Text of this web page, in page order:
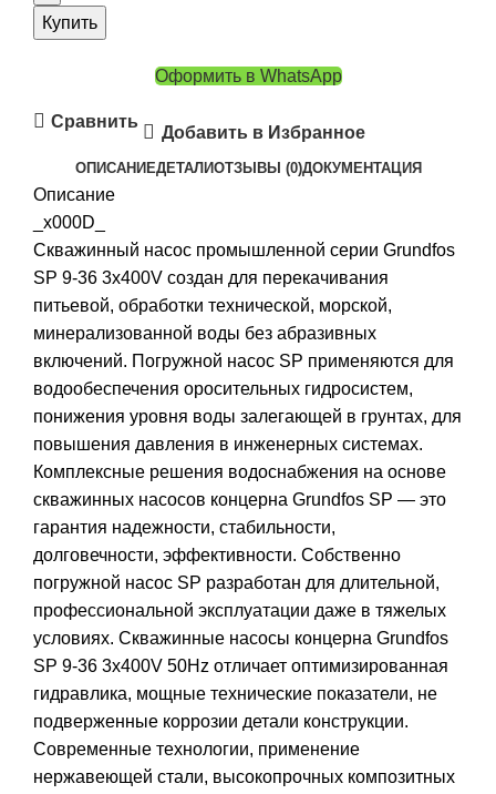
Купить
Оформить в WhatsApp
Сравнить
Добавить в Избранное
ОПИСАНИЕДЕТАЛИОТЗЫВЫ (0)ДОКУМЕНТАЦИЯ
Описание
_x000D_
Скважинный насос промышленной серии Grundfos
SP 9-36 3x400V создан для перекачивания
питьевой, обработки технической, морской,
минерализованной воды без абразивных
включений. Погружной насос SP применяются для
водообеспечения оросительных гидросистем,
понижения уровня воды залегающей в грунтах, для
повышения давления в инженерных системах.
Комплексные решения водоснабжения на основе
скважинных насосов концерна Grundfos SP — это
гарантия надежности, стабильности,
долговечности, эффективности. Собственно
погружной насос SP разработан для длительной,
профессиональной эксплуатации даже в тяжелых
условиях. Скважинные насосы концерна Grundfos
SP 9-36 3x400V 50Hz отличает оптимизированная
гидравлика, мощные технические показатели, не
подверженные коррозии детали конструкции.
Современные технологии, применение
нержавеющей стали, высокопрочных композитных